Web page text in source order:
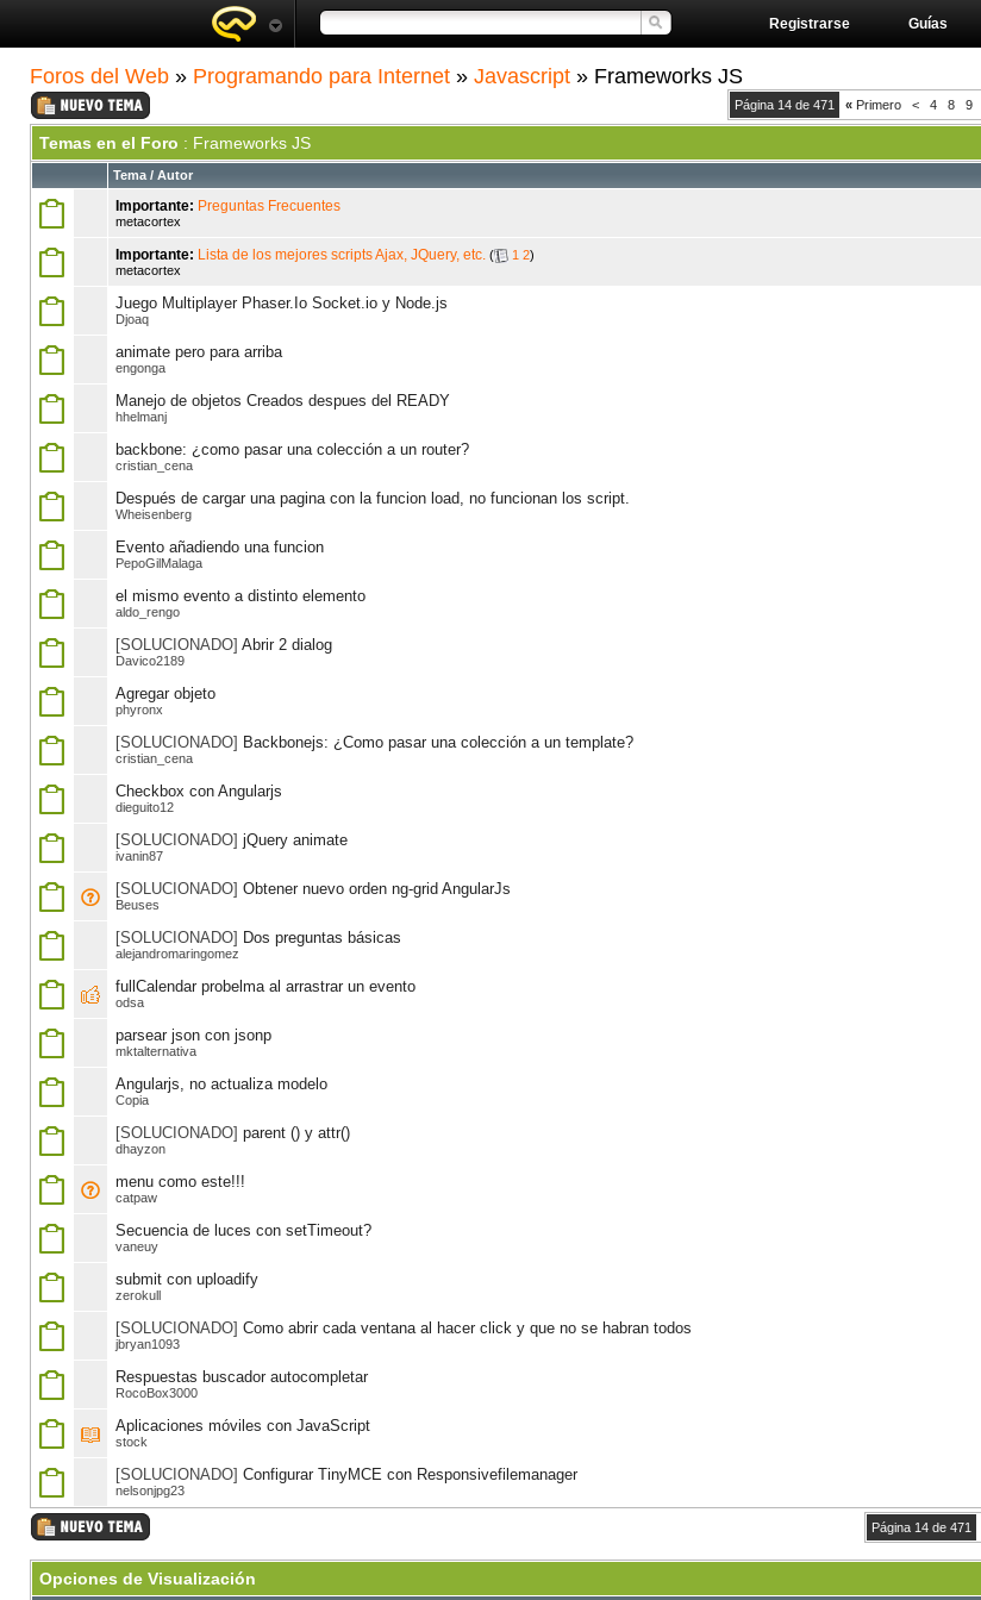
Guías
Registrarse
Foros del Web » Programando para Internet » Javascript » Frameworks JS
Página 14 de 471 « Primero < 4 8 9
Temas en el Foro : Frameworks JS
Tema / Autor
Importante: Preguntas Frecuentes
metacortex
Importante: Lista de los mejores scripts Ajax, JQuery, etc. ( 1 2)
metacortex
Juego Multiplayer Phaser.Io Socket.io y Node.js
Djoaq
animate pero para arriba
engonga
Manejo de objetos Creados despues del READY
hhelmanj
backbone: ¿como pasar una colección a un router?
cristian_cena
Después de cargar una pagina con la funcion load, no funcionan los script.
Wheisenberg
Evento añadiendo una funcion
PepoGilMalaga
el mismo evento a distinto elemento
aldo_rengo
[SOLUCIONADO] Abrir 2 dialog
Davico2189
Agregar objeto
phyronx
[SOLUCIONADO] Backbonejs: ¿Como pasar una colección a un template?
cristian_cena
Checkbox con Angularjs
dieguito12
[SOLUCIONADO] jQuery animate
ivanin87
[SOLUCIONADO] Obtener nuevo orden ng-grid AngularJs
Beuses
[SOLUCIONADO] Dos preguntas básicas
alejandromaringomez
fullCalendar probelma al arrastrar un evento
odsa
parsear json con jsonp
mktalternativa
Angularjs, no actualiza modelo
Copia
[SOLUCIONADO] parent () y attr()
dhayzon
menu como este!!!
catpaw
Secuencia de luces con setTimeout?
vaneuy
submit con uploadify
zerokull
[SOLUCIONADO] Como abrir cada ventana al hacer click y que no se habran todos
jbryan1093
Respuestas buscador autocompletar
RocoBox3000
Aplicaciones móviles con JavaScript
stock
[SOLUCIONADO] Configurar TinyMCE con Responsivefilemanager
nelsonjpg23
Página 14 de 471
Opciones de Visualización